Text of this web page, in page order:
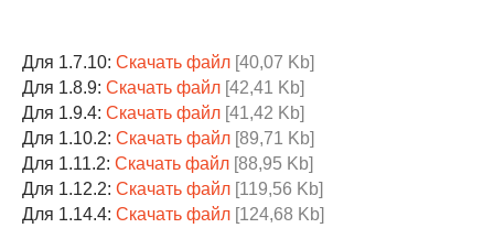
Для 1.7.10: Скачать файл [40,07 Kb]
Для 1.8.9: Скачать файл [42,41 Kb]
Для 1.9.4: Скачать файл [41,42 Kb]
Для 1.10.2: Скачать файл [89,71 Kb]
Для 1.11.2: Скачать файл [88,95 Kb]
Для 1.12.2: Скачать файл [119,56 Kb]
Для 1.14.4: Скачать файл [124,68 Kb]